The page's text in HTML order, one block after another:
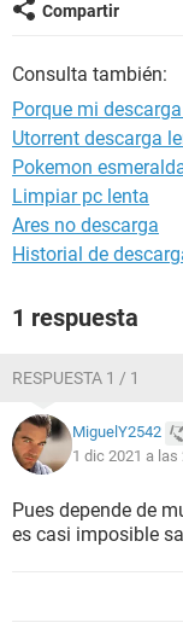
Compartir
Consulta también:
Porque mi
Utorrent descarga
Pokemon
Limpiar pc lenta
Ares no descarga
Historial de
1 respuesta
RESPUESTA 1 / 1
MiguelY2542
1 dic 2021 a las
Pues depende de
es casi imposible